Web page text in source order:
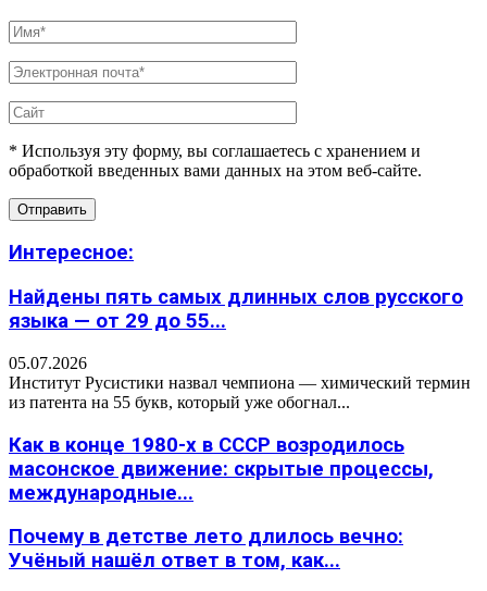
* Используя эту форму, вы соглашаетесь с хранением и
обработкой введенных вами данных на этом веб-сайте.
Интересное:
Найдены пять самых длинных слов русского
языка — от 29 до 55...
05.07.2026
Институт Русистики назвал чемпиона — химический термин
из патента на 55 букв, который уже обогнал...
Как в конце 1980-х в СССР возродилось
масонское движение: скрытые процессы,
международные...
Почему в детстве лето длилось вечно:
Учёный нашёл ответ в том, как...